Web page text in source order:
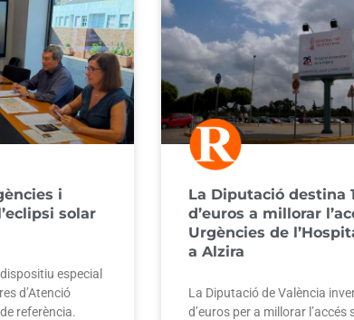
i
solar
especial
d’Atenció
referència.
La Diputació destina
d’euros a millorar
Urgències de
a Alzira
La Diputació de València
d’euros per a millorar l’accés